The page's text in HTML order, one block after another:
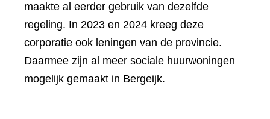
maakte al eerder gebruik van dezelfde
regeling. In 2023 en 2024 kreeg deze
corporatie ook leningen van de provincie.
Daarmee zijn al meer sociale huurwoningen
mogelijk gemaakt in Bergeijk.